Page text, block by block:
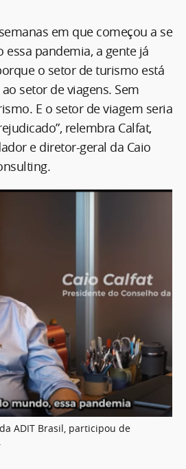
em que começou a se
pandemia, a gente já
o setor de turismo está
setor de viagens. Sem
E o setor de viagem seria
relembra Calfat,
e diretor-geral da Caio
ADIT Brasil, participou de